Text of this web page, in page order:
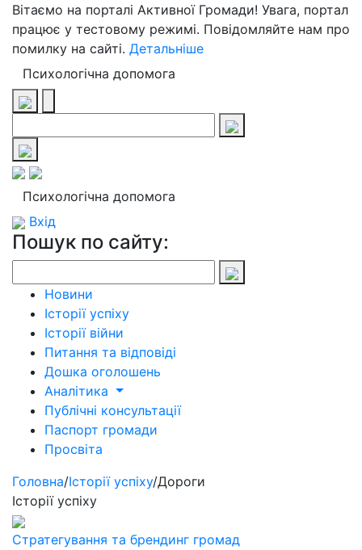
Вітаємо на порталі Активної Громади! Увага, портал
працює у тестовому режимі. Повідомляйте нам про
помилку на сайті. Детальніше
Психологічна допомога
Психологічна допомога
Вхід
Пошук по сайту:
Новини
Історії успіху
Історії війни
Питання та відповіді
Дошка оголошень
Аналітика
Публічні консультації
Паспорт громади
Просвіта
Головна/Історії успіху/Дороги
Історії успіху
Стратегування та брендинг громад